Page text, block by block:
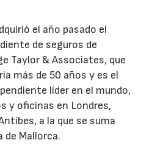
el año pasado el
de seguros de
Taylor & Associates, que
más de 50 años y es el
líder en el mundo,
y oficinas en Londres,
a la que se suma
de Mallorca.